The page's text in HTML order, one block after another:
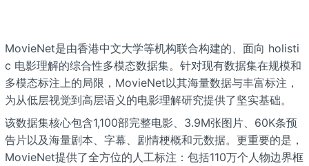
MovieNet是由香港中文大学等机构联合构建的、面向 holisti
c 电影理解的综合性多模态数据集。针对现有数据集在规模和
多模态标注上的局限，MovieNet以其海量数据与丰富标注，
为从低层视觉到高层语义的电影理解研究提供了坚实基础。
该数据集核心包含1,100部完整电影、3.9M张图片、60K条预
告片以及海量剧本、字幕、剧情梗概和元数据。更重要的是，
MovieNet提供了全方位的人工标注：包括110万个人物边界框